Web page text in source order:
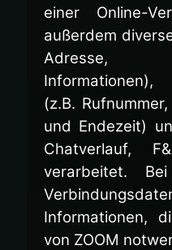
einer Online-
außerdem
Adresse,
(z.B.
und Endezeit)
Chatverlauf,
verarbeitet.
Informationen,
von ZOOM